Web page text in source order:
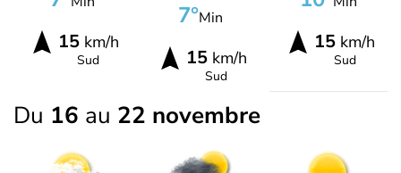
15km/h
Sud
7°Min
15km/h
Sud
15 km/h
Sud
Du 16 au 22 novembre